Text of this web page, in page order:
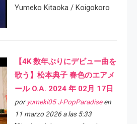
Yumeko Kitaoka / Koigokoro
【4K 数年ぶりにデビュー曲を
歌う】松本典子 春色のエアメ
ール O.A. 2024 年 02月 17日
por yumeki05 J-PopParadiseen
11 marzo 2026 a las 5:33